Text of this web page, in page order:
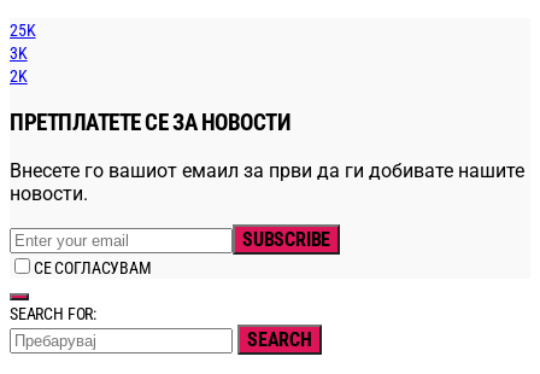
25K
3K
2K
ПРЕТПЛАТЕТЕ СЕ ЗА НОВОСТИ
Внесете го вашиот емаил за први да ги добивате нашите
новости.
SUBSCRIBE
СЕ СОГЛАСУВАМ
SEARCH FOR:
SEARCH